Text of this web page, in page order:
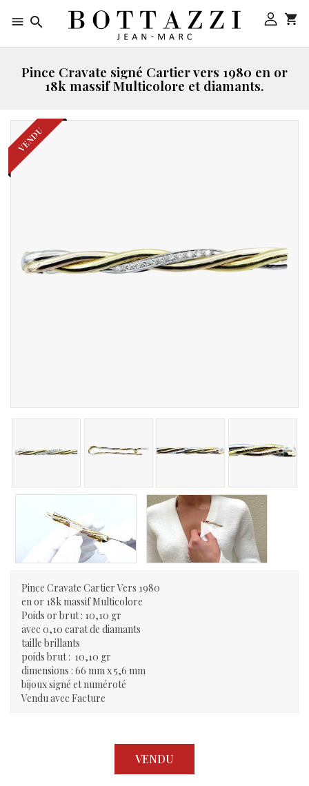
  
Pince Cravate signé Cartier vers 1980 en or
18k massif Multicolore et diamants.
VENDU
Pince Cravate Cartier Vers 1980
en or 18k massif Multicolore
Poids or brut : 10,10 gr
avec 0,10 carat de diamants
taille brillants
poids brut : 10,10 gr
dimensions : 66 mm x 5,6 mm
bijoux signé et numéroté
Vendu avec Facture
VENDU